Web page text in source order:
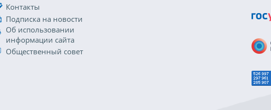
Контакты
Подписка на новости
Об использовании
информации сайта
Общественный совет